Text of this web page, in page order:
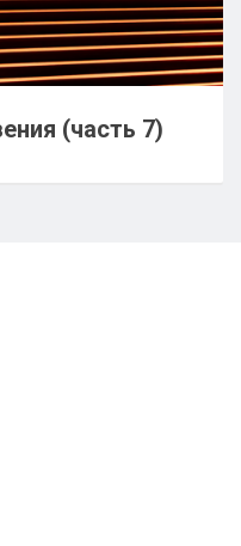
(часть 7)